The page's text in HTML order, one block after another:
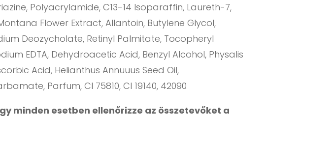
Polyacrylamide, C13-14 Isoparaffin, Laureth-7,
Flower Extract, Allantoin, Butylene Glycol,
Deozycholate, Retinyl Palmitate, Tocopheryl
EDTA, Dehydroacetic Acid, Benzyl Alcohol, Physalis
Acid, Helianthus Annuuus Seed Oil,
Parfum, CI 75810, CI 19140, 42090
minden esetben ellenőrizze az összetevőket a